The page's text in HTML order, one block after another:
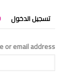
التبويبات
الأساسية
تسجيل الدخول
or email address